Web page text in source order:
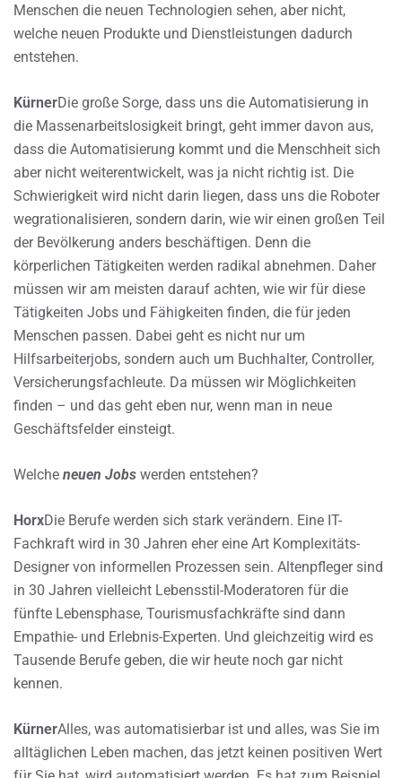
Menschen die neuen Technologien sehen, aber nicht,
welche neuen Produkte und Dienstleistungen dadurch
entstehen.
KürnerDie große Sorge, dass uns die Automatisierung in
die Massenarbeitslosigkeit bringt, geht immer davon aus,
dass die Automatisierung kommt und die Menschheit sich
aber nicht weiterentwickelt, was ja nicht richtig ist. Die
Schwierigkeit wird nicht darin liegen, dass uns die Roboter
wegrationalisieren, sondern darin, wie wir einen großen Teil
der Bevölkerung anders beschäftigen. Denn die
körperlichen Tätigkeiten werden radikal abnehmen. Daher
müssen wir am meisten darauf achten, wie wir für diese
Tätigkeiten Jobs und Fähigkeiten finden, die für jeden
Menschen passen. Dabei geht es nicht nur um
Hilfsarbeiterjobs, sondern auch um Buchhalter, Controller,
Versicherungsfachleute. Da müssen wir Möglichkeiten
finden – und das geht eben nur, wenn man in neue
Geschäftsfelder einsteigt.
Welche neuen Jobs werden entstehen?
HorxDie Berufe werden sich stark verändern. Eine IT-
Fachkraft wird in 30 Jahren eher eine Art Komplexitäts-
Designer von informellen Prozessen sein. Altenpfleger sind
in 30 Jahren vielleicht Lebensstil-Moderatoren für die
fünfte Lebensphase, Tourismusfachkräfte sind dann
Empathie- und Erlebnis-Experten. Und gleichzeitig wird es
Tausende Berufe geben, die wir heute noch gar nicht
kennen.
KürnerAlles, was automatisierbar ist und alles, was Sie im
alltäglichen Leben machen, das jetzt keinen positiven Wert